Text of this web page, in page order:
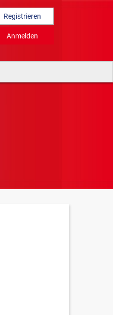
Registrieren
Anmelden